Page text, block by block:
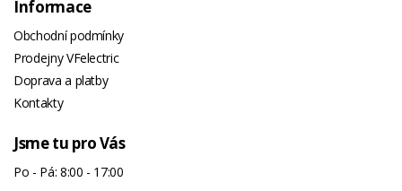
Informace
Obchodní podmínky
Prodejny VFelectric
Doprava a platby
Kontakty
Jsme tu pro Vás
Po - Pá: 8:00 - 17:00